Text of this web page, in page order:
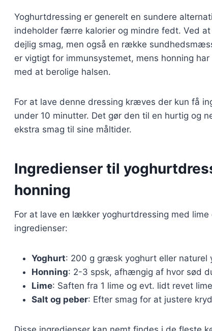
Yoghurtdressing er generelt en sundere
indeholder færre kalorier og mindre fedt. Ved
dejlig smag, men også en række
er vigtigt for immunsystemet, mens honning
med at berolige halsen.
For at lave denne dressing kræves der kun få
under 10 minutter. Det gør den til en hurtig og
ekstra smag til sine måltider.
Ingredienser til
honning
For at lave en lækker yoghurtdressing med
ingredienser:
Yoghurt: 200 g græsk yoghurt eller naturel
Honning: 2-3 spsk, afhængig af hvor sød
Lime: Saften fra 1 lime og evt. lidt revet
Salt og peber: Efter smag for at justere